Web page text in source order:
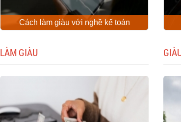
Cách làm giàu với nghề kế toán
LÀM GIÀU